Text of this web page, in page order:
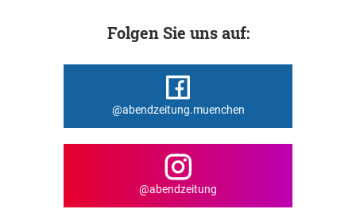
Folgen Sie uns auf:
@abendzeitung.muenchen
@abendzeitung